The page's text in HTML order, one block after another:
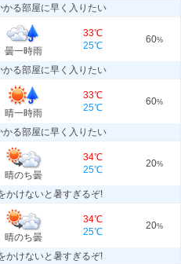
かる部屋に早く入りたい
曇一時雨
33℃
25℃
60%
かる部屋に早く入りたい
晴一時雨
33℃
25℃
60%
かる部屋に早く入りたい
晴のち曇
34℃
25℃
20%
かけないと暑すぎるぞ!
晴のち曇
34℃
25℃
20%
かけないと暑すぎるぞ!